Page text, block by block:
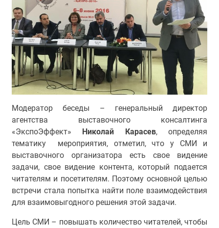
Модератор беседы – генеральный директор
агентства выставочного консалтинга
«ЭкспоЭффект» Николай Карасев, определяя
тематику мероприятия, отметил, что у СМИ и
выставочного организатора есть свое видение
задачи, свое видение контента, который подается
читателям и посетителям. Поэтому основной целью
встречи стала попытка найти поле взаимодействия
для взаимовыгодного решения этой задачи.
Цель СМИ – повышать количество читателей, чтобы